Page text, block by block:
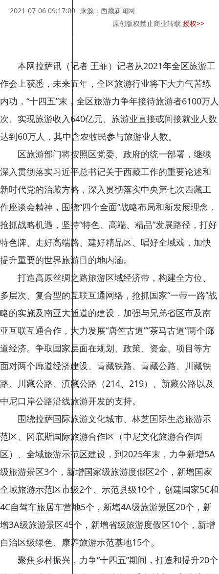
2021-07-06 09:17:00 来源：西藏新闻网
原创版权禁止商业转载 授权>>
本网拉萨讯（记者 王菲）记者从2021年全区旅游工
作会上获悉，未来五年，全区旅游行业将下大力气苦练
内功，“十四五”末，全区旅游力争年接待旅游者6100万人
次、实现旅游收入640亿元、旅游业直接或间接就业人数
达到60万人，其中含农牧民参与旅游业人数。
区旅游部门将按照区党委、政府的统一部署，继续
深入贯彻落实习近平总书记关于西藏工作的重要论述和
新时代党的治藏方略，深入贯彻落实中央第七次西藏工
作座谈会精神，围绕“四个全面”战略布局和新发展理念，
抢抓战略机遇，坚持“特色、高端、精品”发展路径，打好
特色牌、走好高端路、建好精品区、唱好全域戏，加快
提升重要的世界旅游目的地内涵。
打造高原丝绸之路旅游区域经济带，构建全方位、
多层次、复合型的互联互通网络，抢抓国家“一带一路”战
略的实施及南亚大通道的建设，加强与兄弟省区市及南
亚互联互通合作，大力发展“唐竺古道”“茶马古道”两个廊
道经济。争取国家层面在规划、政策、资金、项目等方
面对两个廊道经济建设、青藏铁路、青藏公路、川藏铁
路、川藏公路、滇藏公路（214、219）、新藏公路以及
中尼口岸公路沿线旅游开发的支持。
围绕拉萨国际旅游文化城市、林芝国际生态旅游示
范区、冈底斯国际旅游合作区（中尼文化旅游合作园
区）、全域旅游示范区建设，到2025年末，力争新增5A
级旅游景区3个，新增国家级旅游度假区2个，新增国家
全域旅游示范区市级2个、示范县级10个，创建国家5C和
4C自驾车旅居车营地5个，新增4A级旅游景区20个，新
增3A级旅游景区45个，新增省级旅游度假区10个，新增
自治区级绿色、康养旅游示范基地15个。
聚焦乡村振兴，力争“十四五”期间，打造和提升20个